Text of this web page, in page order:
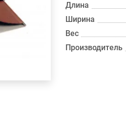
Длина
Ширина
Вес
Производитель